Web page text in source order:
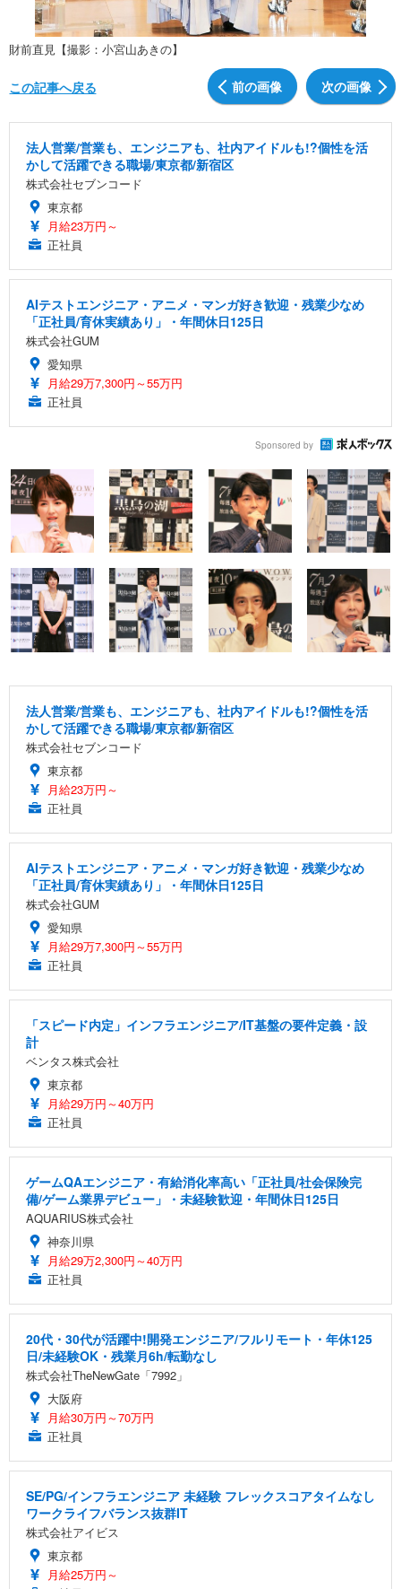
財前直見【撮影：小宮山あきの】
前の画像 次の画像
この記事へ戻る
法人営業/営業も、エンジニアも、社内アイドルも!?個性を活
かして活躍できる職場/東京都/新宿区
株式会社セブンコード
東京都
月給23万円～
正社員
AIテストエンジニア・アニメ・マンガ好き歓迎・残業少なめ
「正社員/育休実績あり」・年間休日125日
株式会社GUM
愛知県
月給29万7,300円～55万円
正社員
Sponsored by
法人営業/営業も、エンジニアも、社内アイドルも!?個性を活
かして活躍できる職場/東京都/新宿区
株式会社セブンコード
東京都
月給23万円～
正社員
AIテストエンジニア・アニメ・マンガ好き歓迎・残業少なめ
「正社員/育休実績あり」・年間休日125日
株式会社GUM
愛知県
月給29万7,300円～55万円
正社員
「スピード内定」インフラエンジニア/IT基盤の要件定義・設
計
ベンタス株式会社
東京都
月給29万円～40万円
正社員
ゲームQAエンジニア・有給消化率高い「正社員/社会保険完
備/ゲーム業界デビュー」・未経験歓迎・年間休日125日
AQUARIUS株式会社
神奈川県
月給29万2,300円～40万円
正社員
20代・30代が活躍中!開発エンジニア/フルリモート・年休125
日/未経験OK・残業月6h/転勤なし
株式会社TheNewGate「7992」
大阪府
月給30万円～70万円
正社員
SE/PG/インフラエンジニア 未経験 フレックスコアタイムなし
ワークライフバランス抜群IT
株式会社アイビス
東京都
月給25万円～